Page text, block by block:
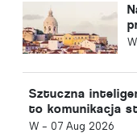
Sztuczna
to komunikacja
konkurencyjną.
W - 07 Aug 2026